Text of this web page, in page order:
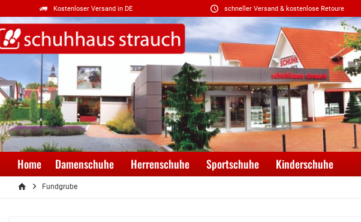
Kostenloser Versand in DE schneller Versand & kostenlose Retoure
Home Damenschuhe Herrenschuhe Sportschuhe Kinderschuhe
Fundgrube